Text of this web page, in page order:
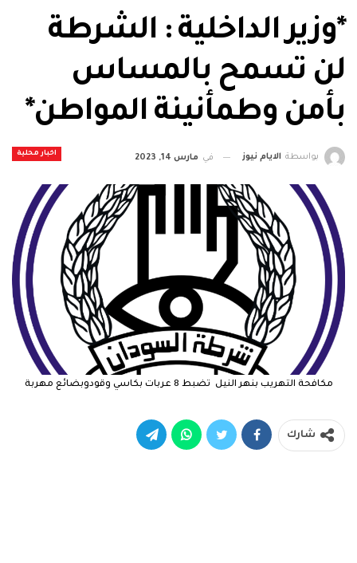
*وزير الداخلية : الشرطة
لن تسمح بالمساس
بأمن وطمأنينة المواطن*
اخبار محلية بواسطة الايام نيوز في مارس 14, 2023
مكافحة التهريب بنهر النيل تضبط 8 عربات بكاسي وقودوبضائع مهربة
شارك